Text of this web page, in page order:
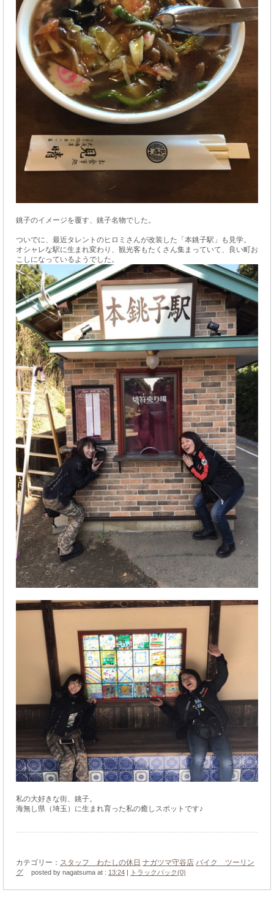
銚子のイメージを覆す、銚子名物でした。
ついでに、最近タレントのヒロミさんが改装した「本銚子駅」も見学。
オシャレな駅に生まれ変わり、観光客もたくさん集まっていて、良い町お
こしになっているようでした。
私の大好きな街、銚子。
海無し県（埼玉）に生まれ育った私の癒しスポットです♪
カテゴリー： スタッフ わたしの休日 ナガツマ守谷店 バイク ツーリン
グ
posted by nagatsuma at : 13:24 | トラックバック(0)